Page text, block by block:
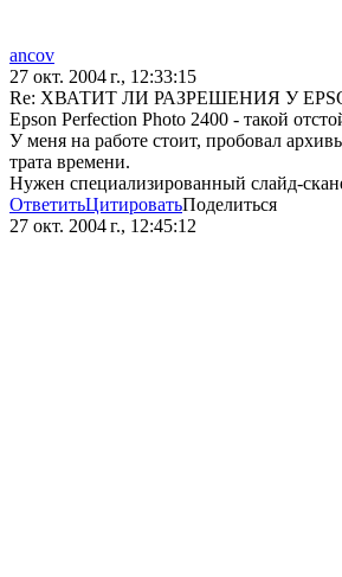
ancov
27 окт. 2004 г., 12:33:15
Re: ХВАТИТ ЛИ РАЗРЕШЕНИЯ У
Epson Perfection Photo 2400 - такой
У меня на работе стоит, пробовал
трата времени.
Нужен специализированный слайд-
ОтветитьЦитироватьПоделиться
27 окт. 2004 г., 12:45:12